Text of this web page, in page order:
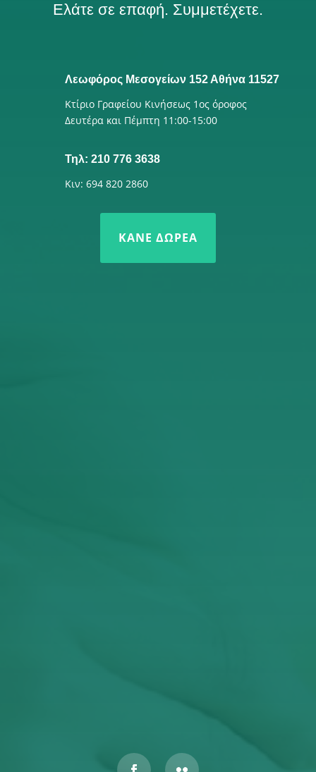
Ελάτε σε επαφή. Συμμετέχετε.
Λεωφόρος Μεσογείων 152 Αθήνα 11527
Κτίριο Γραφείου Κινήσεως 1ος όροφος
Δευτέρα και Πέμπτη 11:00-15:00
Τηλ: 210 776 3638
Κιν: 694 820 2860
ΚΆΝΕ ΔΩΡΕΆ